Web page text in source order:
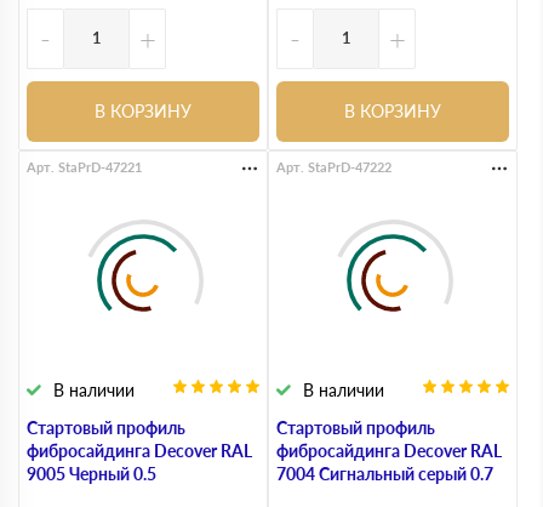
- +
В КОРЗИНУ
- +
В КОРЗИНУ
Стартовый профиль
фибросайдинга Decover RAL
9005 Черный 0.5
В наличии
Арт. StaPrD-47221
Стартовый профиль
фибросайдинга Decover RAL
7004 Сигнальный серый 0.7
В наличии
Арт. StaPrD-47222